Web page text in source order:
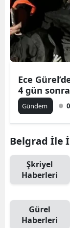
Ece
4 gün
Gündem
Belgrad İle
Şkriyel
Haberleri
Gürel
Haberleri